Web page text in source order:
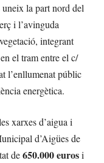
uneix la part nord del
i l’avinguda
integrant
el tram entre el c/
l’enllumenat públic
energètica.
xarxes d’aigua i
d’Aigües de
de650.000 eurosi